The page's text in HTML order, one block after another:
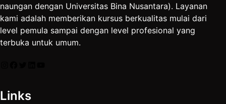
naungan dengan Universitas Bina Nusantara). Layanan
kami adalah memberikan kursus berkualitas mulai dari
level pemula sampai dengan level profesional yang
terbuka untuk umum.
Links